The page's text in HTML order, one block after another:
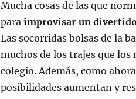
Mucha cosas de las que
para improvisar un
Las socorridas bolsas de la
muchos de los trajes que los
colegio. Además, como
posibilidades aumentan y